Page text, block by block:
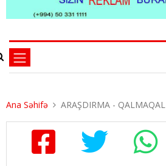
Ana Səhifə ARAŞDIRMA - QALMAQAL